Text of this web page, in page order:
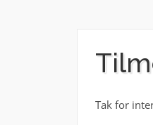
Tak for